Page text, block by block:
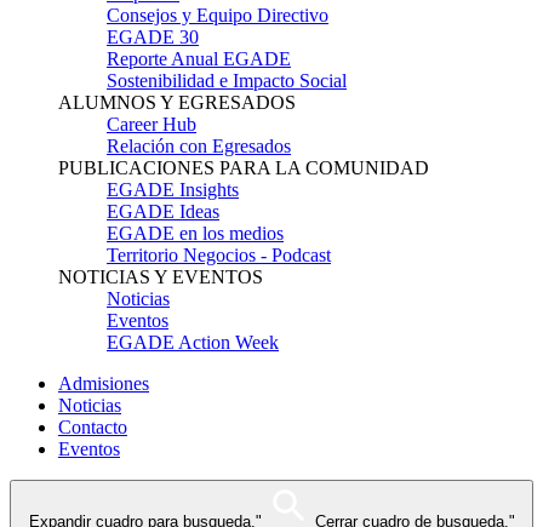
Consejos y Equipo Directivo
EGADE 30
Reporte Anual EGADE
Sostenibilidad e Impacto Social
ALUMNOS Y EGRESADOS
Career Hub
Relación con Egresados
PUBLICACIONES PARA LA COMUNIDAD
EGADE Insights
EGADE Ideas
EGADE en los medios
Territorio Negocios - Podcast
NOTICIAS Y EVENTOS
Noticias
Eventos
EGADE Action Week
Admisiones
Noticias
Contacto
Eventos
Expandir cuadro para busqueda." Cerrar cuadro de busqueda."